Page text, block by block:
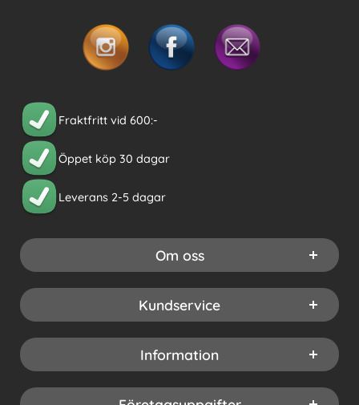
Fraktfritt vid 600:-
Öppet köp 30 dagar
Leverans 2-5 dagar
Om oss
Kundservice
Information